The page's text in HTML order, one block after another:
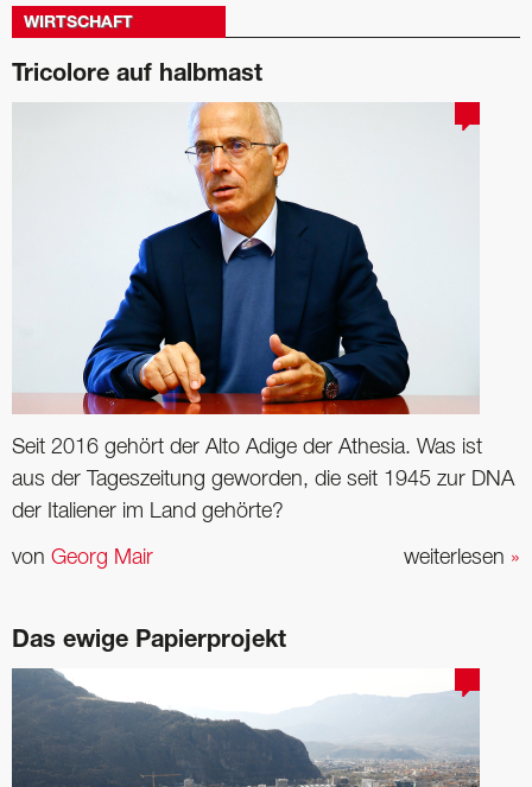
WIRTSCHAFT
Tricolore auf halbmast
Seit 2016 gehört der Alto Adige der Athesia. Was ist
aus der Tageszeitung geworden, die seit 1945 zur DNA
der Italiener im Land gehörte?
weiterlesen »
von Georg Mair
Das ewige Papierprojekt